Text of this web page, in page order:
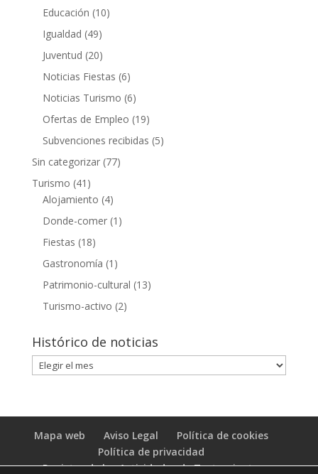
Educación (10)
Igualdad (49)
Juventud (20)
Noticias Fiestas (6)
Noticias Turismo (6)
Ofertas de Empleo (19)
Subvenciones recibidas (5)
Sin categorizar(77)
Turismo (41)
Alojamiento (4)
Donde-comer(1)
Fiestas (18)
Gastronomía (1)
Patrimonio-cultural (13)
Turismo-activo (2)
Histórico de noticias
Histórico
de
Mapa web Aviso Legal
Política de cookies
Política de privacidad
Registro de las Actividades de Tratamiento